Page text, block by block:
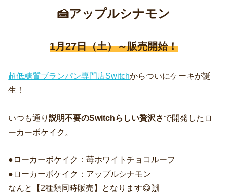
🍰アップルシナモン
1月27日（土）～販売開始！
超低糖質ブランパン専門店Switchからついにケーキが誕
生！
いつも通り説明不要のSwitchらしい贅沢さで開発したロ
ーカーボケイク。
●ローカーボケイク：苺ホワイトチョコルーフ
●ローカーボケイク：アップルシナモン
なんと【2種類同時販売】となります😋🙌